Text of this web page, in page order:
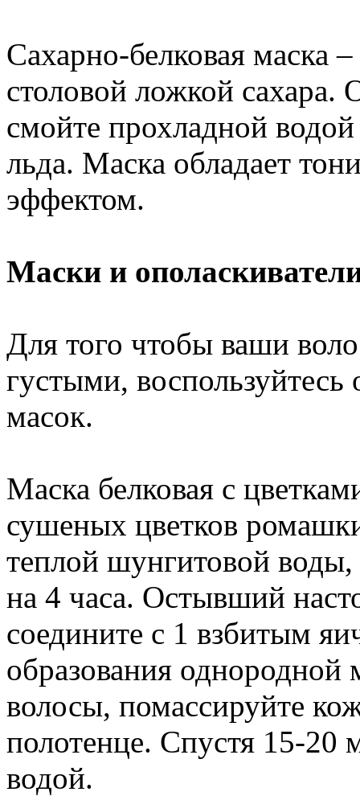
Сахарно-белковая маска
столовой ложкой сахара.
смойте прохладной
льда. Маска обладает
эффектом.
Маски и
Для того чтобы ваши
густыми,
масок.
Маска белковая с
сушеных цветков
теплой шунгитовой
на 4 часа. Остывший
соедините с 1 взбитым
образования однородной
волосы, помассируйте
полотенце. Спустя 15-20
водой.